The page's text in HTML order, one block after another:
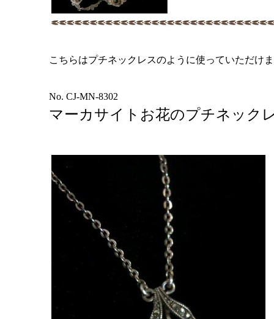
こちらはプチネックレスのように使っていただけ
No. CJ-MN-8302
マーカサイトお花のプチネック